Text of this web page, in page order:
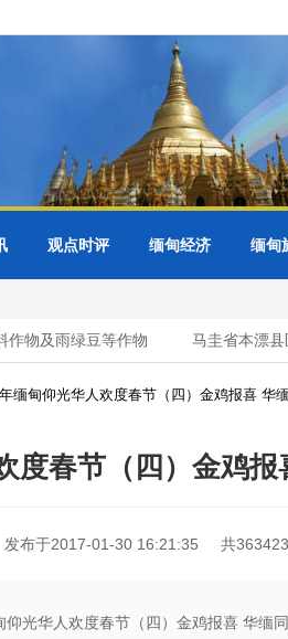
观点时评 缅甸经济 缅甸
及雨绿豆等作物 马圭省本漂县
缅甸仰光华人欢度春节（四）金鸡报喜 华
度春节（四）金鸡报
发布于2017-01-30 16:21:35 共
仰光华人欢度春节（四）金鸡报喜 华缅